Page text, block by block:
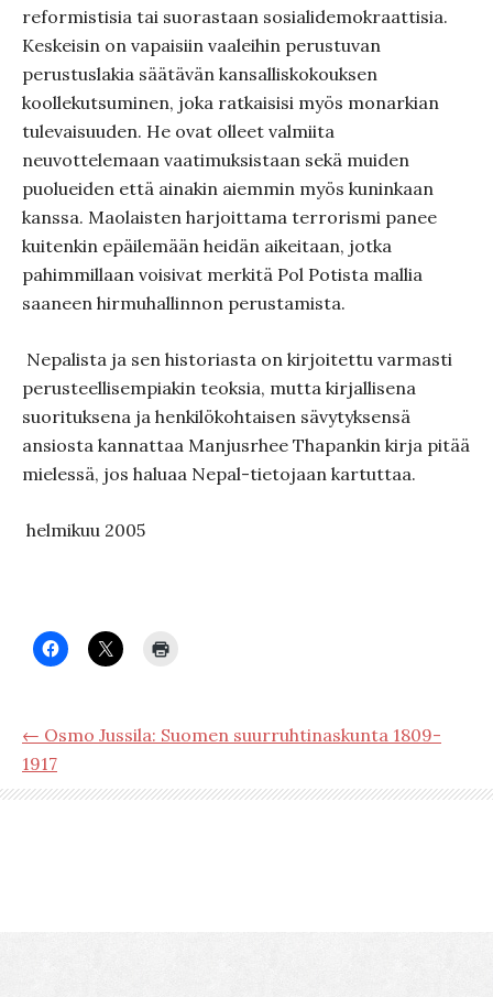
reformistisia tai suorastaan sosialidemokraattisia.
Keskeisin on vapaisiin vaaleihin perustuvan
perustuslakia säätävän kansalliskokouksen
koollekutsuminen, joka ratkaisisi myös monarkian
tulevaisuuden. He ovat olleet valmiita
neuvottelemaan vaatimuksistaan sekä muiden
puolueiden että ainakin aiemmin myös kuninkaan
kanssa. Maolaisten harjoittama terrorismi panee
kuitenkin epäilemään heidän aikeitaan, jotka
pahimmillaan voisivat merkitä Pol Potista mallia
saaneen hirmuhallinnon perustamista.
Nepalista ja sen historiasta on kirjoitettu varmasti
perusteellisempiakin teoksia, mutta kirjallisena
suorituksena ja henkilökohtaisen sävytyksensä
ansiosta kannattaa Manjusrhee Thapankin kirja pitää
mielessä, jos haluaa Nepal-tietojaan kartuttaa.
helmikuu 2005
← Osmo Jussila: Suomen suurruhtinaskunta 1809-
1917